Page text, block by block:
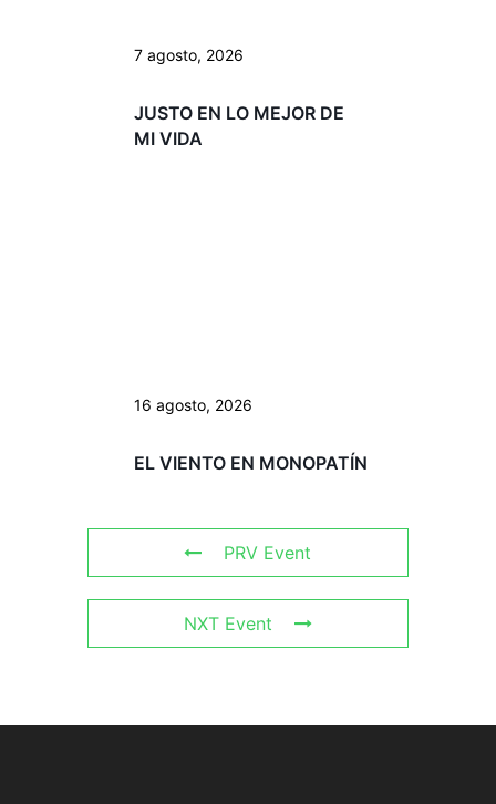
7 agosto, 2026
JUSTO EN LO MEJOR DE
MI VIDA
16 agosto, 2026
EL VIENTO EN MONOPATÍN
PRV Event
NXT Event